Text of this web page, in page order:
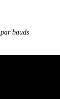
par bauds